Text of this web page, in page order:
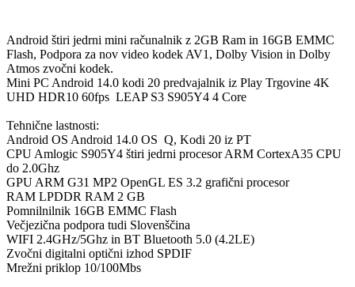
Android štiri jedrni mini računalnik z 2GB Ram in 16GB EMMC
Flash, Podpora za nov video kodek AV1, Dolby Vision in Dolby
Atmos zvočni kodek.
Mini PC Android 14.0 kodi 20 predvajalnik iz Play Trgovine 4K
UHD HDR10 60fps LEAP S3 S905Y4 4 Core
Tehnične lastnosti:
Android OS Android 14.0 OS Q, Kodi 20 iz PT
CPU Amlogic S905Y4 štiri jedrni procesor ARM CortexA35 CPU
do 2.0Ghz
GPU ARM G31 MP2 OpenGL ES 3.2 grafični procesor
RAM LPDDR RAM 2 GB
Pomnilnilnik 16GB EMMC Flash
Večjezična podpora tudi Slovenščina
WIFI 2.4GHz/5Ghz in BT Bluetooth 5.0 (4.2LE)
Zvočni digitalni optični izhod SPDIF
Mrežni priklop 10/100Mbs